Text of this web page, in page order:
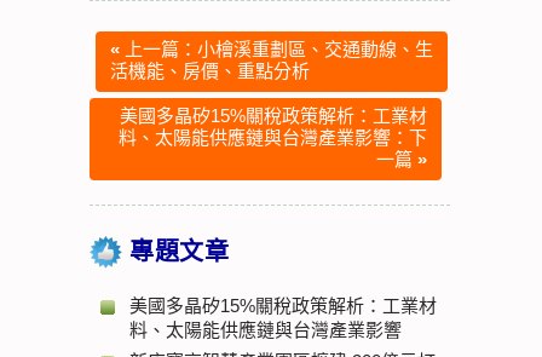
« 上一篇：小檜溪重劃區、交通動線、生
活機能、房價、重點分析
美國多晶矽15%關稅政策解析：工業材
料、太陽能供應鏈與台灣產業影響：下
一篇 »
專題文章
美國多晶矽15%關稅政策解析：工業材
料、太陽能供應鏈與台灣產業影響